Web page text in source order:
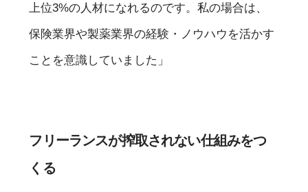
上位3%の人材になれるのです。私の場合は、
保険業界や製薬業界の経験・ノウハウを活かす
ことを意識していました」
フリーランスが搾取されない仕組みをつ
くる